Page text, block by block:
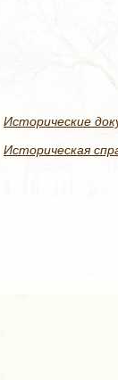
Исторические
Историческая